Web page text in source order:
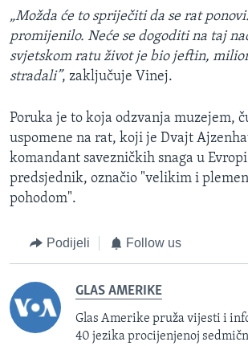
„Možda će to spriječiti da se rat
promijenilo. Neće se dogoditi na taj
svjetskom ratu život je bio jeftin,
stradali”, zaključuje Vinej.
Poruka je to koja odzvanja muzejem,
uspomene na rat, koji je Dvajt
komandant savezničkih snaga u
predsjednik, označio "velikim i
pohodom".
Podijeli Follow us
GLAS AMERIKE
Glas Amerike pruža vijesti i
40 jezika procijenjenoj